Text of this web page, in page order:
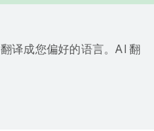
译成您偏好的语言。AI 翻